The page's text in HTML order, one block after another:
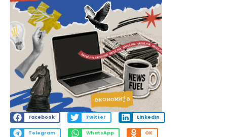
Facebook Twitter LinkedIn
Telegram WhatsApp OK